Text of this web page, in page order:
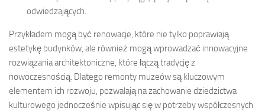
odwiedzających.
Przykładem mogą być renowacje, które nie tylko poprawiają
estetykę budynków, ale również mogą wprowadzać innowacyjne
rozwiązania architektoniczne, które łączą tradycję z
nowoczesnością. Dlatego remonty muzeów są kluczowym
elementem ich rozwoju, pozwalają na zachowanie dziedzictwa
kulturowego jednocześnie wpisując się w potrzeby współczesnych